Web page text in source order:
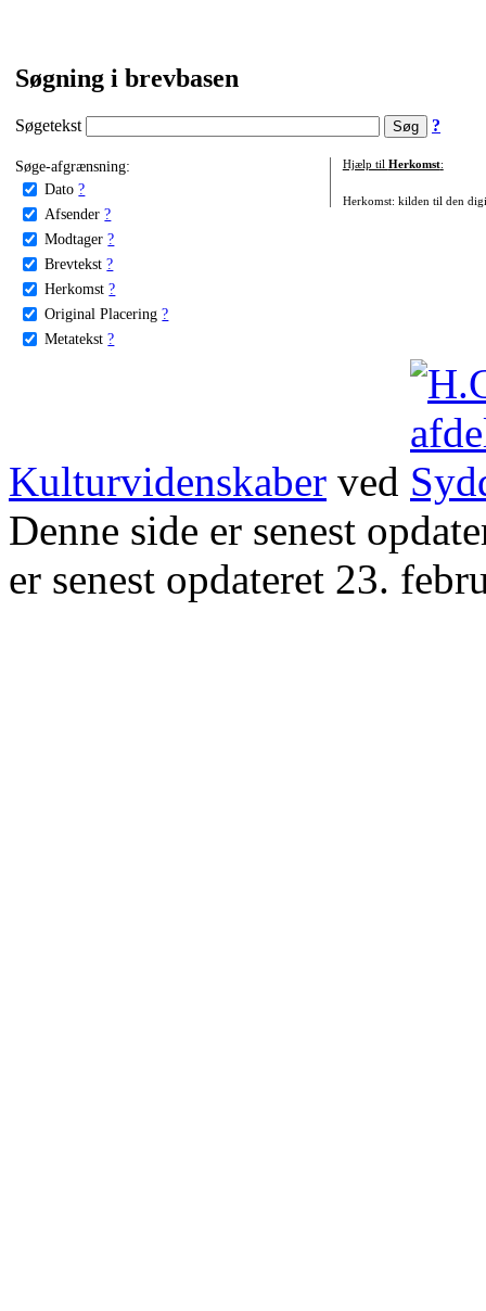
Søgning i brevbasen
Søgetekst ?
Søge-afgrænsning:
Dato ?
Afsender ?
Modtager ?
Brevtekst ?
Herkomst ?
Original Placering ?
Metatekst ?
Hjælp til Herkomst:
Herkomst: kilden til den
Kulturvidenskaber ved
Denne side er senest
er senest opdateret 23.